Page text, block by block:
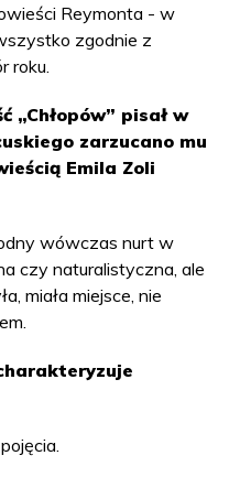
Reymonta - w
zgodnie z
roku.
„Chłopów” pisał w
zarzucano mu
Emila Zoli
wówczas nurt w
czy naturalistyczna, ale
miała miejsce, nie